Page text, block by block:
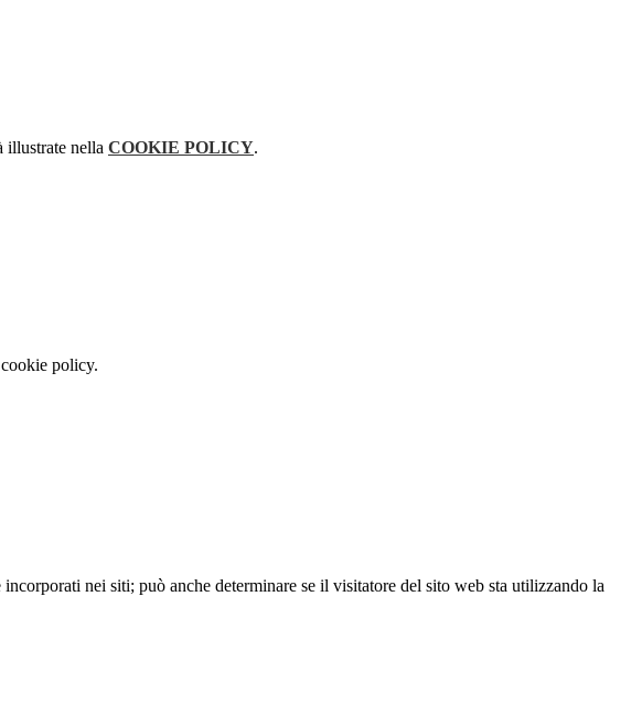
illustrate nella COOKIE POLICY.
policy.
nei siti; può anche determinare se il visitatore del sito web sta utilizzando la